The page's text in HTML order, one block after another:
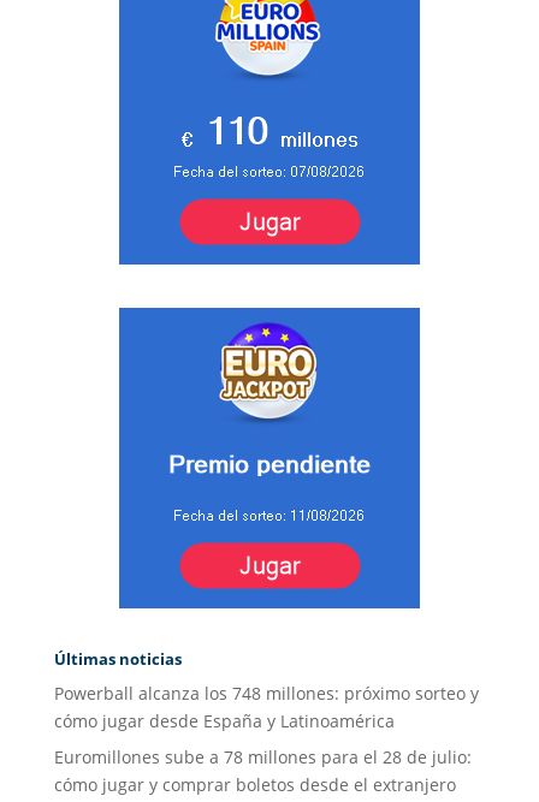
Últimas noticias
Powerball alcanza los 748 millones: próximo sorteo y
cómo jugar desde España y Latinoamérica
Euromillones sube a 78 millones para el 28 de julio:
cómo jugar y comprar boletos desde el extranjero